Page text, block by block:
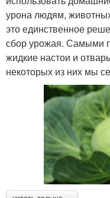
урона людям,
это единственное
сбор урожая. Самыми
жидкие настои и
некоторых из них мы